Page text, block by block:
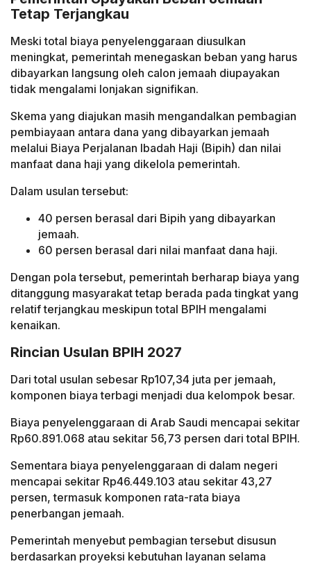
Tetap Terjangkau
Meski total biaya penyelenggaraan diusulkan
meningkat, pemerintah menegaskan beban yang harus
dibayarkan langsung oleh calon jemaah diupayakan
tidak mengalami lonjakan signifikan.
Skema yang diajukan masih mengandalkan pembagian
pembiayaan antara dana yang dibayarkan jemaah
melalui Biaya Perjalanan Ibadah Haji (Bipih) dan nilai
manfaat dana haji yang dikelola pemerintah.
Dalam usulan tersebut:
40 persen berasal dari Bipih yang dibayarkan
jemaah.
60 persen berasal dari nilai manfaat dana haji.
Dengan pola tersebut, pemerintah berharap biaya yang
ditanggung masyarakat tetap berada pada tingkat yang
relatif terjangkau meskipun total BPIH mengalami
kenaikan.
Rincian Usulan BPIH 2027
Dari total usulan sebesar Rp107,34 juta per jemaah,
komponen biaya terbagi menjadi dua kelompok besar.
Biaya penyelenggaraan di Arab Saudi mencapai sekitar
Rp60.891.068 atau sekitar 56,73 persen dari total BPIH.
Sementara biaya penyelenggaraan di dalam negeri
mencapai sekitar Rp46.449.103 atau sekitar 43,27
persen, termasuk komponen rata-rata biaya
penerbangan jemaah.
Pemerintah menyebut pembagian tersebut disusun
berdasarkan proyeksi kebutuhan layanan selama